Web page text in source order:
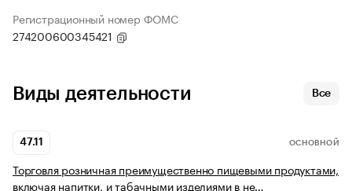
Регистрационный номер ФОМС
274200600345421
Виды деятельности Все
47.11 ОСНОВНОЙ
Торговля розничная преимущественно пищевыми продуктами,
включая напитки, и табачными изделиями в не…